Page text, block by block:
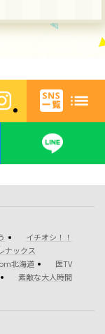
イチオシ！！
ナックス
北海道
医TV
素敵な大人時間